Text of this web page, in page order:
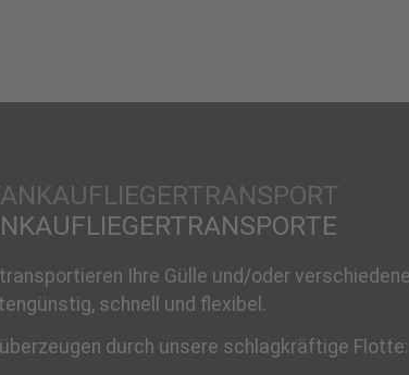
Ihre Gülle und/oder
schnell und flexibel.
durch unsere schlagkräftige Flotte: